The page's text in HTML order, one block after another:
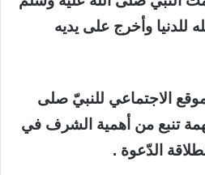
للدنيا وأخرج على يديه
الاجتماعي للنبيّ صلى
تنبع من أهمية الشرف في
الدّعوة .